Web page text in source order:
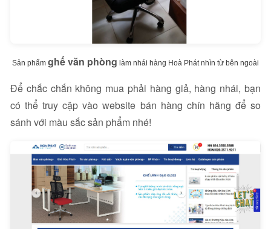
Sản phẩm ghế văn phòng làm nhái hàng Hoà Phát nhìn từ bên ngoài
Để chắc chắn không mua phải hàng giả, hàng nhái, bạn
có thể truy cập vào website bán hàng chín hãng để so
sánh với màu sắc sản phẩm nhé!